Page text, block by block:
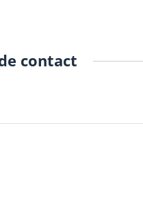
contact